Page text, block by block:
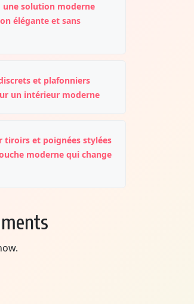
une solution moderne
élégante et sans
et plafonniers
un intérieur moderne
tiroirs et poignées stylées
moderne qui change